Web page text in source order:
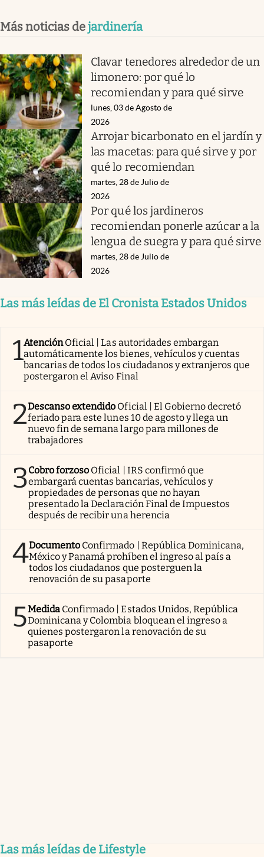
Más noticias dejardinería
Clavar tenedores alrededor de un
limonero: por qué lo
recomiendan y para qué sirve
lunes, 03 de Agosto de
2026
Arrojar bicarbonato en el jardín y
las macetas: para qué sirve y por
qué lo recomiendan
martes, 28 de Julio de
2026
Por qué los jardineros
recomiendan ponerle azúcar a la
lengua de suegra y para qué sirve
martes, 28 de Julio de
2026
Las más leídas de El Cronista Estados Unidos
1AtenciónOficial | Las autoridades embargan
automáticamente los bienes, vehículos y cuentas
bancarias de todos los ciudadanos y extranjeros que
postergaron el Aviso Final
2Descanso extendido Oficial | El Gobierno decretó
feriado para este lunes 10 de agosto y llega un
nuevo fin de semana largo para millones de
trabajadores
3Cobro forzoso Oficial | IRS confirmó que
embargará cuentas bancarias, vehículos y
propiedades de personas que no hayan
presentado la Declaración Final de Impuestos
después de recibir una herencia
4Documento Confirmado | República Dominicana,
México y Panamá prohíben el ingreso al país a
todos los ciudadanos que posterguen la
renovación de su pasaporte
5Medida Confirmado | Estados Unidos, República
Dominicana y Colombia bloquean el ingreso a
quienes postergaron la renovación de su
pasaporte
Las más leídas de Lifestyle